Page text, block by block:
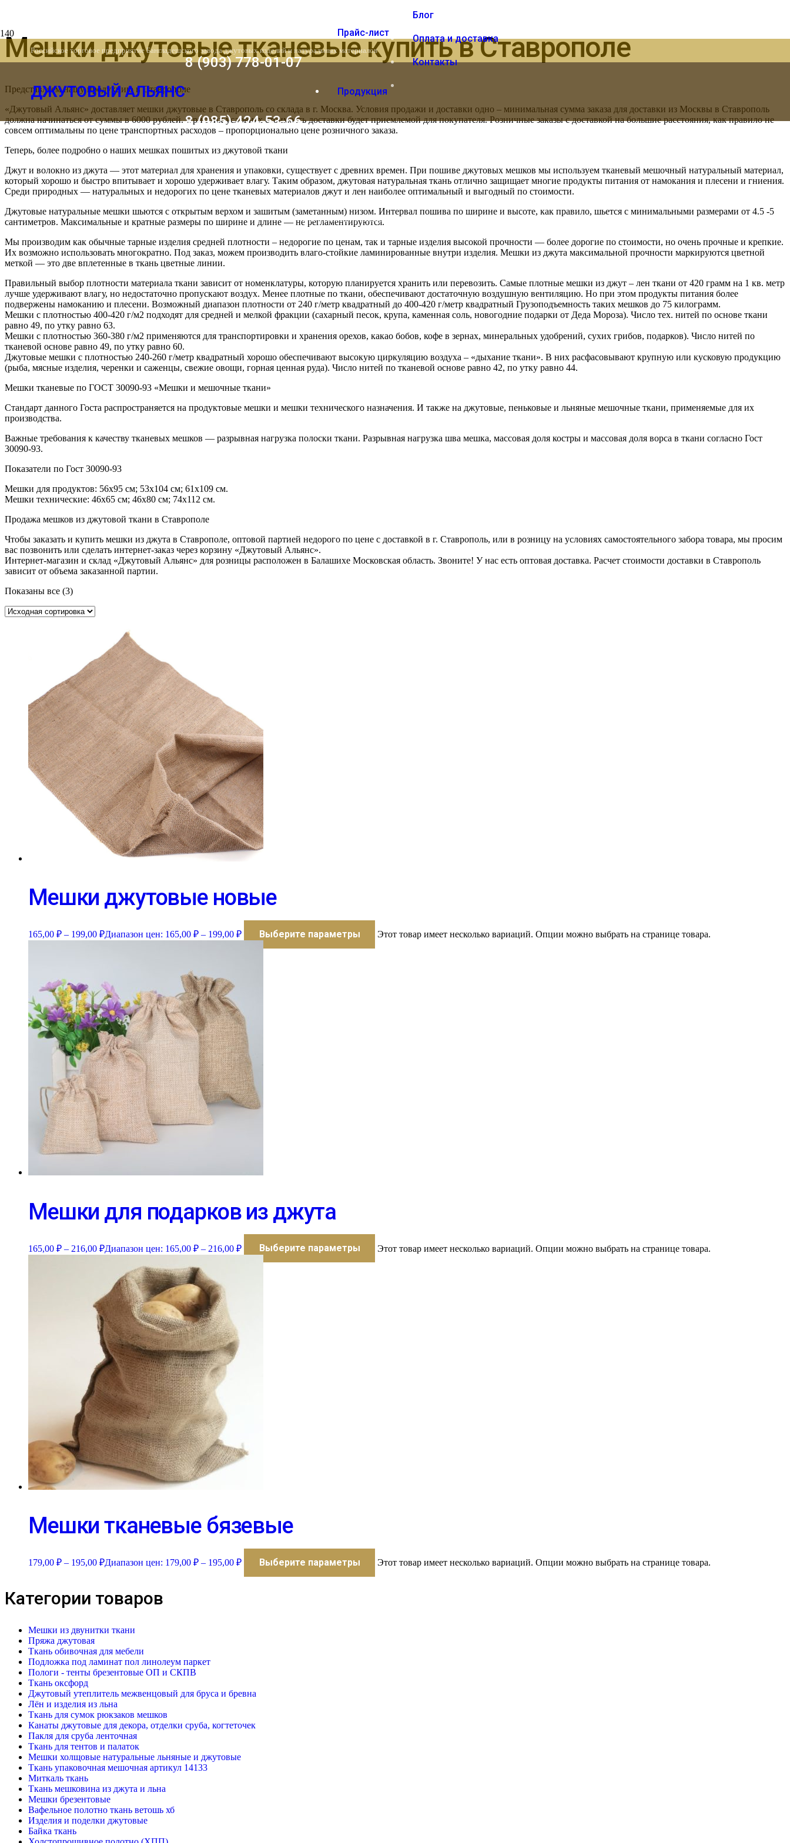
Российское торговое предприятие Бангладешского завода джутовых изделий и натуральных материалов
Блог
Оплата и доставка
Контакты
ДЖУТОВЫЙ АЛЬЯНС
8 (903) 778-01-07
8 (985) 424-53-66
Прайс-лист
Продукция
Вы отложилиТовар в свою корзину.
Мешки джутовые тканевые купить в Ставрополе
Представляем нашу продукцию в Ставрополе
«Джутовый Альянс» доставляет мешки джутовые в Ставрополь со склада в г. Москва. Условия продажи и доставки одно – минимальная сумма заказа для доставки из Москвы в Ставрополь
должна начинаться от суммы в 6000 рублей. При этих условиях стоимость доставки будет приемлемой для покупателя. Розничные заказы с доставкой на большие расстояния, как правило не
совсем оптимальны по цене транспортных расходов – пропорционально цене розничного заказа.
Теперь, более подробно о наших мешках пошитых из джутовой ткани
Джут и волокно из джута — этот материал для хранения и упаковки, существует с древних времен. При пошиве джутовых мешков мы используем тканевый мешочный натуральный материал,
который хорошо и быстро впитывает и хорошо удерживает влагу. Таким образом, джутовая натуральная ткань отлично защищает многие продукты питания от намокания и плесени и гниения.
Среди природных — натуральных и недорогих по цене тканевых материалов джут и лен наиболее оптимальный и выгодный по стоимости.
Джутовые натуральные мешки шьются с открытым верхом и зашитым (заметанным) низом. Интервал пошива по ширине и высоте, как правило, шьется с минимальными размерами от 4.5 -5
сантиметров. Максимальные и кратные размеры по ширине и длине — не регламентируются.
Мы производим как обычные тарные изделия средней плотности – недорогие по ценам, так и тарные изделия высокой прочности — более дорогие по стоимости, но очень прочные и крепкие.
Их возможно использовать многократно. Под заказ, можем производить влаго-стойкие ламинированные внутри изделия. Мешки из джута максимальной прочности маркируются цветной
меткой — это две вплетенные в ткань цветные линии.
Правильный выбор плотности материала ткани зависит от номенклатуры, которую планируется хранить или перевозить. Самые плотные мешки из джут – лен ткани от 420 грамм на 1 кв. метр
лучше удерживают влагу, но недостаточно пропускают воздух. Менее плотные по ткани, обеспечивают достаточную воздушную вентиляцию. Но при этом продукты питания более
подвержены намоканию и плесени. Возможный диапазон плотности от 240 г/метр квадратный до 400-420 г/метр квадратный Грузоподъемность таких мешков до 75 килограмм.
Мешки с плотностью 400-420 г/м2 подходят для средней и мелкой фракции (сахарный песок, крупа, каменная соль, новогодние подарки от Деда Мороза). Число тех. нитей по основе ткани
равно 49, по утку равно 63.
Мешки с плотностью 360-380 г/м2 применяются для транспортировки и хранения орехов, какао бобов, кофе в зернах, минеральных удобрений, сухих грибов, подарков). Число нитей по
тканевой основе равно 49, по утку равно 60.
Джутовые мешки с плотностью 240-260 г/метр квадратный хорошо обеспечивают высокую циркуляцию воздуха – «дыхание ткани». В них расфасовывают крупную или кусковую продукцию
(рыба, мясные изделия, черенки и саженцы, свежие овощи, горная ценная руда). Число нитей по тканевой основе равно 42, по утку равно 44.
Мешки тканевые по ГОСТ 30090-93 «Мешки и мешочные ткани»
Стандарт данного Госта распространяется на продуктовые мешки и мешки технического назначения. И также на джутовые, пеньковые и льняные мешочные ткани, применяемые для их
производства.
Важные требования к качеству тканевых мешков — разрывная нагрузка полоски ткани. Разрывная нагрузка шва мешка, массовая доля костры и массовая доля ворса в ткани согласно Гост
30090-93.
Показатели по Гост 30090-93
Мешки для продуктов: 56х95 см; 53х104 см; 61х109 см.
Мешки технические: 46х65 см; 46х80 см; 74х112 см.
Продажа мешков из джутовой ткани в Ставрополе
Чтобы заказать и купить мешки из джута в Ставрополе, оптовой партией недорого по цене с доставкой в г. Ставрополь, или в розницу на условиях самостоятельного забора товара, мы просим
вас позвонить или сделать интернет-заказ через корзину «Джутовый Альянс».
Интернет-магазин и склад «Джутовый Альянс» для розницы расположен в Балашихе Московская область. Звоните! У нас есть оптовая доставка. Расчет стоимости доставки в Ставрополь
зависит от объема заказанной партии.
Показаны все (3)
Мешки джутовые новые
165,00 ₽ – 199,00 ₽Диапазон цен: 165,00 ₽ – 199,00 ₽ Выберите параметры Этот товар имеет несколько вариаций. Опции можно выбрать на странице товара.
Мешки для подарков из джута
165,00 ₽ – 216,00 ₽Диапазон цен: 165,00 ₽ – 216,00 ₽ Выберите параметры Этот товар имеет несколько вариаций. Опции можно выбрать на странице товара.
Мешки тканевые бязевые
179,00 ₽ – 195,00 ₽Диапазон цен: 179,00 ₽ – 195,00 ₽ Выберите параметры Этот товар имеет несколько вариаций. Опции можно выбрать на странице товара.
Категории товаров
Мешки из двунитки ткани
Пряжа джутовая
Ткань обивочная для мебели
Подложка под ламинат пол линолеум паркет
Пологи - тенты брезентовые ОП и СКПВ
Ткань оксфорд
Джутовый утеплитель межвенцовый для бруса и бревна
Лён и изделия из льна
Ткань для сумок рюкзаков мешков
Канаты джутовые для декора, отделки сруба, когтеточек
Пакля для сруба ленточная
Ткань для тентов и палаток
Мешки холщовые натуральные льняные и джутовые
Ткань упаковочная мешочная артикул 14133
Миткаль ткань
Ткань мешковина из джута и льна
Мешки брезентовые
Вафельное полотно ткань ветошь хб
Изделия и поделки джутовые
Байка ткань